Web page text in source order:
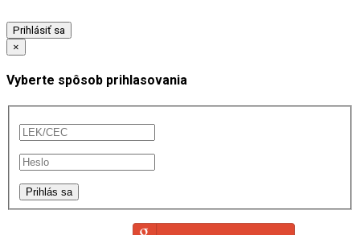
Prihlásiť sa
×
Vyberte spôsob prihlasovania